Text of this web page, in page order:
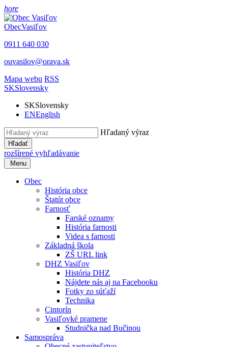
hore
ObecVasiľov
0911 640 030
ouvasilov@orava.sk
Mapa webu RSS
SKSlovensky
SKSlovensky
ENEnglish
Hľadaný výraz
Hľadať
rozšírené vyhľadávanie
Menu
Obec
História obce
Štatút obce
Farnosť
Farské oznamy
História farnosti
Videa s farnosti
Základná škola
ZŠ URL link
DHZ Vasiľov
História DHZ
Nájdete nás aj na Facebooku
Fotky zo súťaží
Technika
Cintorín
Vasiľovké pramene
Studnička nad Bučinou
Samospráva